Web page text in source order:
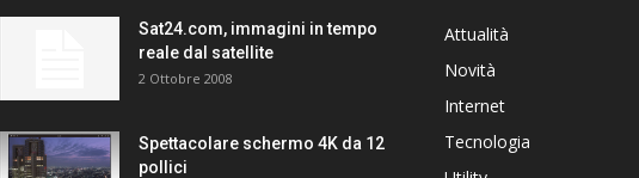
Sat24.com, immagini in tempo
reale dal satellite
2 Ottobre 2008
Spettacolare schermo 4K da 12
pollici
Attualità
Novità
Internet
Tecnologia